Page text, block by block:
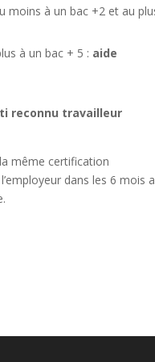
moins à un bac +2 et au
à un bac + 5 : aide
reconnu travailleur
même certification
dans les 6 mois